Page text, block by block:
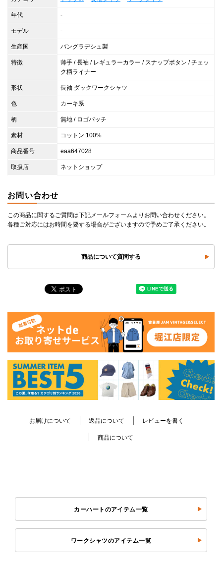
年代 -
モデル -
生産国 バングラデシュ製
特徴
薄手 / 長袖 / レギュラーカラー / スナップボタン / チェッ
ク柄ライナー
形状 長袖 ダックワークシャツ
色 カーキ系
柄 無地 / ロゴパッチ
素材 コットン:100%
商品番号 eaa647028
取扱店 ネットショップ
お問い合わせ
この商品に関するご質問は下記メールフォームよりお問い合わせください。
各種ご対応にはお時間を要する場合がございますので予めご了承ください。
商品について質問する
お届けについて 返品について レビューを書く
商品について
カーハートのアイテム一覧
ワークシャツのアイテム一覧